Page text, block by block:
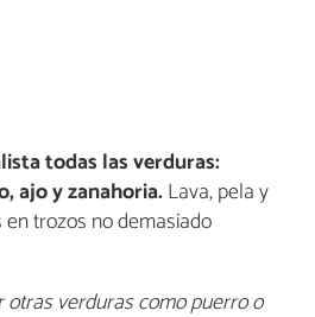
todas las verduras:
ajo y zanahoria.Lava, pela y
trozos no demasiado
verduras como puerro o